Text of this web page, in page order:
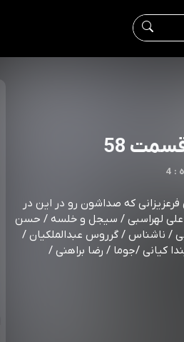
خرمی فرعزیزانی که صداشون رو در این در
لهراسبی / سیجل و خلسه / حسن
/ ناشناس / گرروس عبدالملکیان /
کیانی /جوما / رضا براهنی /